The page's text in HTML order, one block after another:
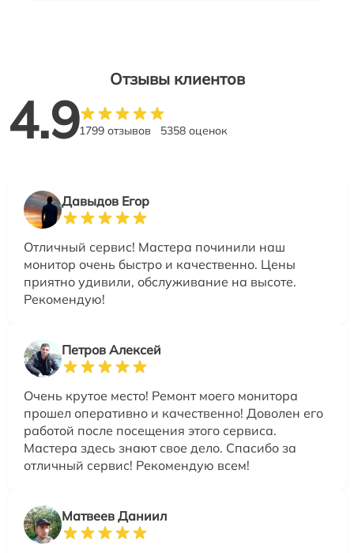
Отзывы клиентов
4.91799 отзывов 5358 оценок
Давыдов Егор
Отличный сервис! Мастера починили наш
монитор очень быстро и качественно. Цены
приятно удивили, обслуживание на высоте.
Рекомендую!
Петров Алексей
Очень крутое место! Ремонт моего монитора
прошел оперативно и качественно! Доволен его
работой после посещения этого сервиса.
Мастера здесь знают свое дело. Спасибо за
отличный сервис! Рекомендую всем!
Матвеев Даниил